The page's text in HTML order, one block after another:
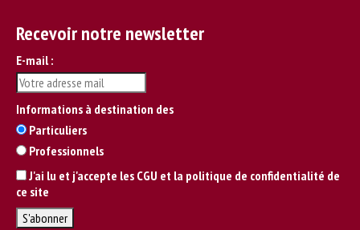
Recevoir notre newsletter
E-mail :
Informations à destination des
Particuliers
Professionnels
J'ai lu et j'accepte les CGU et la politique de confidentialité de
ce site